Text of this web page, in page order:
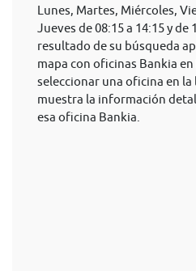
Lunes, Martes, Miércoles,
Jueves de 08:15 a 14:15 y de
resultado de su búsqueda
mapa con oficinas Bankia
seleccionar una oficina en la
muestra la información
esa oficina Bankia.